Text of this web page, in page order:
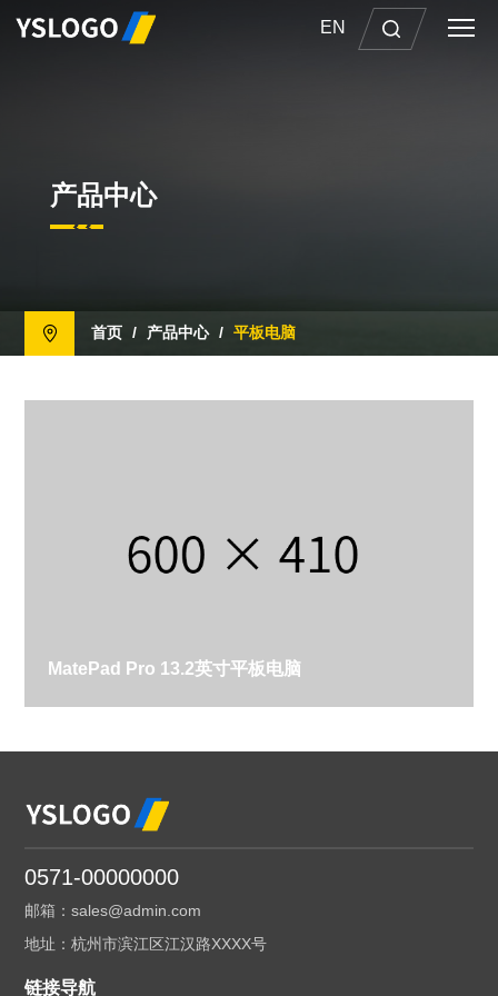
EN
产品中心
首页 / 产品中心 / 平板电脑
MatePad Pro 13.2英寸平板电脑
0571-00000000
邮箱：sales@admin.com
地址：杭州市滨江区江汉路XXXX号
链接导航